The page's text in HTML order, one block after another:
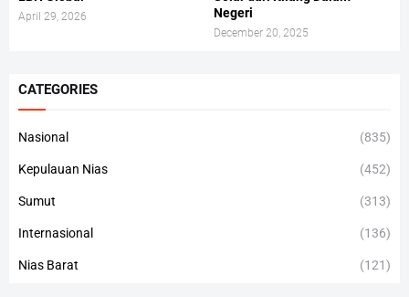
April 29, 2026
Negeri
December 20, 2025
CATEGORIES
Nasional (835)
Kepulauan Nias (452)
Sumut (313)
Internasional (136)
Nias Barat (121)